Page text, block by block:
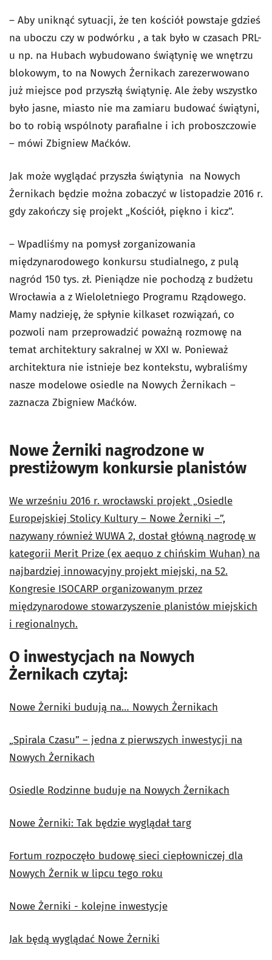
– Aby uniknąć sytuacji, że ten kościół powstaje gdzieś
na uboczu czy w podwórku , a tak było w czasach PRL-
u np. na Hubach wybudowano świątynię we wnętrzu
blokowym, to na Nowych Żernikach zarezerwowano
już miejsce pod przyszłą świątynię. Ale żeby wszystko
było jasne, miasto nie ma zamiaru budować świątyni,
bo to robią wspólnoty parafialne i ich proboszczowie
– mówi Zbigniew Maćków.
Jak może wyglądać przyszła świątynia na Nowych
Żernikach będzie można zobaczyć w listopadzie 2016 r.
gdy zakończy się projekt „Kościół, piękno i kicz”.
– Wpadliśmy na pomysł zorganizowania
międzynarodowego konkursu studialnego, z pulą
nagród 150 tys. zł. Pieniądze nie pochodzą z budżetu
Wrocławia a z Wieloletniego Programu Rządowego.
Mamy nadzieję, że spłynie kilkaset rozwiązań, co
pozwoli nam przeprowadzić poważną rozmowę na
temat architektury sakralnej w XXI w. Ponieważ
architektura nie istnieje bez kontekstu, wybraliśmy
nasze modelowe osiedle na Nowych Żernikach –
zaznacza Zbigniew Maćków.
Nowe Żerniki nagrodzone w
prestiżowym konkursie planistów
We wrześniu 2016 r. wrocławski projekt „Osiedle
Europejskiej Stolicy Kultury – Nowe Żerniki –”,
nazywany również WUWA 2, dostał główną nagrodę w
kategorii Merit Prize (ex aequo z chińskim Wuhan) na
najbardziej innowacyjny projekt miejski, na 52.
Kongresie ISOCARP organizowanym przez
międzynarodowe stowarzyszenie planistów miejskich
i regionalnych.
O inwestycjach na Nowych
Żernikach czytaj:
Nowe Żerniki budują na… Nowych Żernikach
„Spirala Czasu” – jedna z pierwszych inwestycji na
Nowych Żernikach
Osiedle Rodzinne buduje na Nowych Żernikach
Nowe Żerniki: Tak będzie wyglądał targ
Fortum rozpoczęło budowę sieci ciepłowniczej dla
Nowych Żernik w lipcu tego roku
Nowe Żerniki - kolejne inwestycje
Jak będą wyglądać Nowe Żerniki